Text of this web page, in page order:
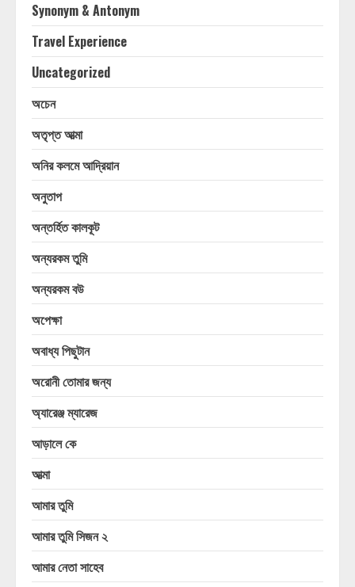
Synonym & Antonym
Travel Experience
Uncategorized
অচেন
অতৃপ্ত আত্মা
অনির কলমে আদ্রিয়ান
অনুতাপ
অন্তর্হিত কালকূট
অন্যরকম তুমি
অন্যরকম বউ
অপেক্ষা
অবাধ্য পিছুটান
অরোনী তোমার জন্য
অ্যারেঞ্জ ম্যারেজ
আড়ালে কে
আত্মা
আমার তুমি
আমার তুমি সিজন ২
আমার নেতা সাহেব